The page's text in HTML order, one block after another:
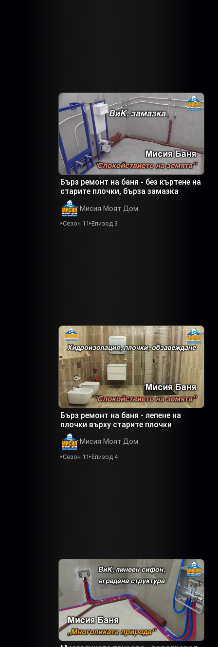
Бърз ремонт на баня - без къртене на
старите плочки, бърза замазка
Мисия Моят Дом
Сезон 11 Епизод 3
Бърз ремонт на баня - лепене на
плочки върху старите плочки
Мисия Моят Дом
Сезон 11 Епизод 4